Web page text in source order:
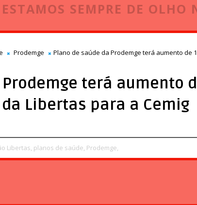
ESTAMOS SEMPRE DE OLHO
Prodemge
Plano de saúde da Prodemge terá aumento de
terá aumento
Libertas para a Cemig
Libertas, planos de saúde, Prodemge,